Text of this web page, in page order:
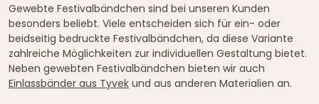
Gewebte Festivalbändchen sind bei unseren Kunden
besonders beliebt. Viele entscheiden sich für ein- oder
beidseitig bedruckte Festivalbändchen, da diese Variante
zahlreiche Möglichkeiten zur individuellen Gestaltung bietet.
Neben gewebten Festivalbändchen bieten wir auch
Einlassbänder aus Tyvek und aus anderen Materialien an.